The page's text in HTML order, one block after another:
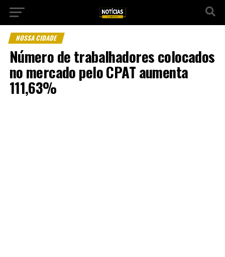
NOSSA CIDADE
Número de trabalhadores colocados
no mercado pelo CPAT aumenta
111,63%